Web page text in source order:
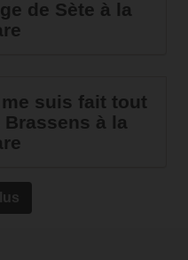
de Sète à la
suis fait tout
à la